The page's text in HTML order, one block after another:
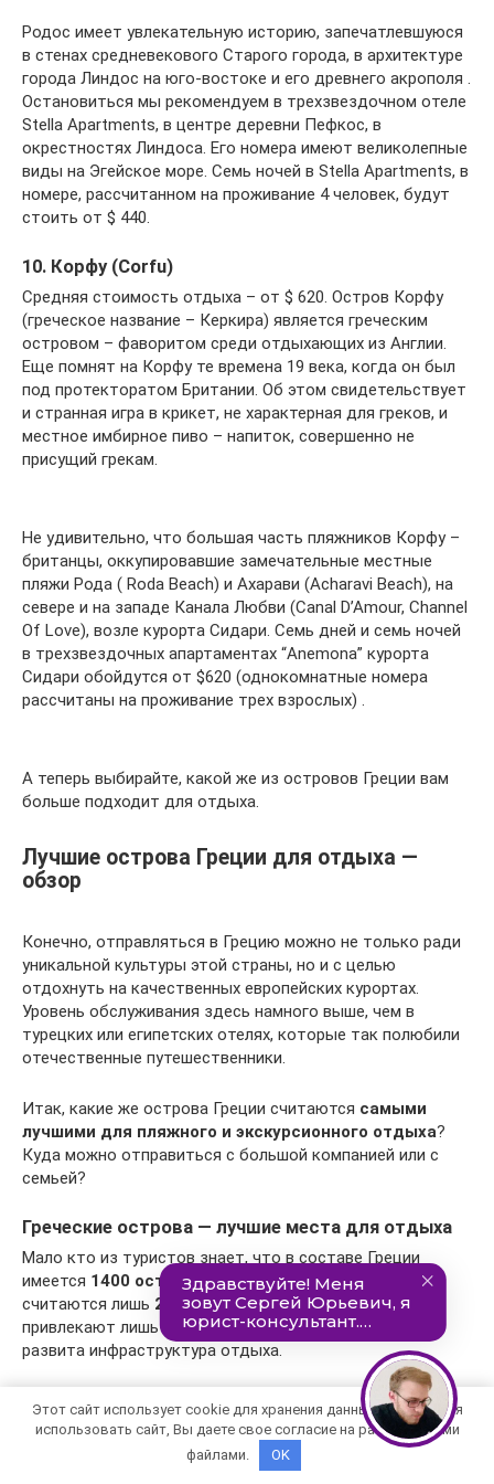
Родос имеет увлекательную историю, запечатлевшуюся
в стенах средневекового Старого города, в архитектуре
города Линдос на юго-востоке и его древнего акрополя .
Остановиться мы рекомендуем в трехзвездочном отеле
Stella Apartments, в центре деревни Пефкос, в
окрестностях Линдоса. Его номера имеют великолепные
виды на Эгейское море. Семь ночей в Stella Apartments, в
номере, рассчитанном на проживание 4 человек, будут
стоить от $ 440.
10. Корфу (Corfu)
Средняя стоимость отдыха – от $ 620. Остров Корфу
(греческое название – Керкира) является греческим
островом – фаворитом среди отдыхающих из Англии.
Еще помнят на Корфу те времена 19 века, когда он был
под протекторатом Британии. Об этом свидетельствует
и странная игра в крикет, не характерная для греков, и
местное имбирное пиво – напиток, совершенно не
присущий грекам.
Не удивительно, что большая часть пляжников Корфу –
британцы, оккупировавшие замечательные местные
пляжи Рода ( Roda Beach) и Ахарави (Acharavi Beach), на
севере и на западе Канала Любви (Canal D’Amour, Channel
Of Love), возле курорта Сидари. Семь дней и семь ночей
в трехзвездочных апартаментах “Anemona” курорта
Сидари обойдутся от $620 (однокомнатные номера
рассчитаны на проживание трех взрослых) .
А теперь выбирайте, какой же из островов Греции вам
больше подходит для отдыха.
Лучшие острова Греции для отдыха —
обзор
Конечно, отправляться в Грецию можно не только ради
уникальной культуры этой страны, но и с целью
отдохнуть на качественных европейских курортах.
Уровень обслуживания здесь намного выше, чем в
турецких или египетских отелях, которые так полюбили
отечественные путешественники.
Итак, какие же острова Греции считаются самыми
лучшими для пляжного и экскурсионного отдыха?
Куда можно отправиться с большой компанией или с
семьей?
Греческие острова — лучшие места для отдыха
Мало кто из туристов знает, что в составе Греции
имеется 1400 островов! Однако населенными из них
считаются лишь 228 островов. Конечно, туристов
привлекают лишь те населенные пункты, где хорошая
развита инфраструктура отдыха.
Вот описания одних из
самых популярных для отдыха
островов Греции.
Этот сайт использует cookie для хранения данных. Продолжая
использовать сайт, Вы даете свое согласие на работу с этими
файлами.
OK